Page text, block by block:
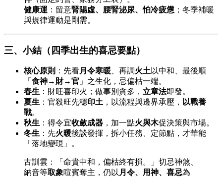
健康運 ：留意腎陽虛、腰腎泌尿、怕冷疲憊 ；冬季補暖
與規律運動是剛需。
三、小結（四季出生的喜忌要點）
核心原則 ：先看月令寒暖 、再調火土 以中和、最後順
「 食神→財→官 」之生化，忌偏枯一端。
春生 ：財旺喜印火；做事別貪多， 立章法即發。
夏生 ：官殺旺先穩印土 ，以流程與邊界承壓， 以戰養
戰。
秋生 ：得令宜收斂成器 ，加一點火與木促決策與市場。
冬生 ：先火暖後談發揮，拆小任務、定節點，才華能
「落地變現」。
古訓雲：「命貴中和，偏枯終有損。」切忌神煞、
納音等取象喧賓奪主，仍以 月令、用神、喜忌為